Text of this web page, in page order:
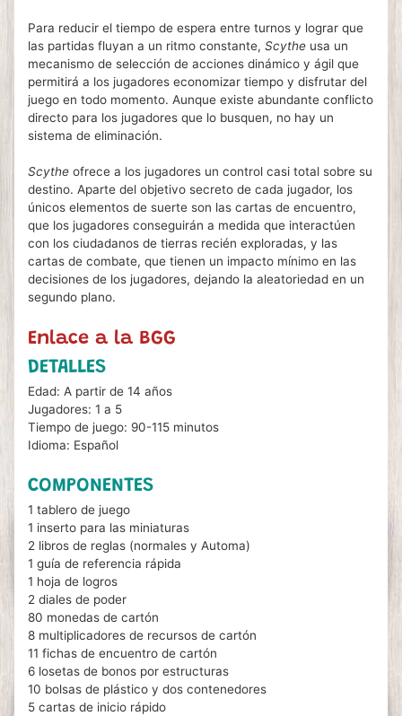
Para reducir el tiempo de espera entre turnos y lograr que
las partidas fluyan a un ritmo constante, Scythe usa un
mecanismo de selección de acciones dinámico y ágil que
permitirá a los jugadores economizar tiempo y disfrutar del
juego en todo momento. Aunque existe abundante conflicto
directo para los jugadores que lo busquen, no hay un
sistema de eliminación.
Scythe ofrece a los jugadores un control casi total sobre su
destino. Aparte del objetivo secreto de cada jugador, los
únicos elementos de suerte son las cartas de encuentro,
que los jugadores conseguirán a medida que interactúen
con los ciudadanos de tierras recién exploradas, y las
cartas de combate, que tienen un impacto mínimo en las
decisiones de los jugadores, dejando la aleatoriedad en un
segundo plano.
Enlace a la BGG
DETALLES
Edad: A partir de 14 años
Jugadores: 1 a 5
Tiempo de juego: 90-115 minutos
Idioma: Español
COMPONENTES
1 tablero de juego
1 inserto para las miniaturas
2 libros de reglas (normales y Automa)
1 guía de referencia rápida
1 hoja de logros
2 diales de poder
80 monedas de cartón
8 multiplicadores de recursos de cartón
11 fichas de encuentro de cartón
6 losetas de bonos por estructuras
10 bolsas de plástico y dos contenedores
5 cartas de inicio rápido